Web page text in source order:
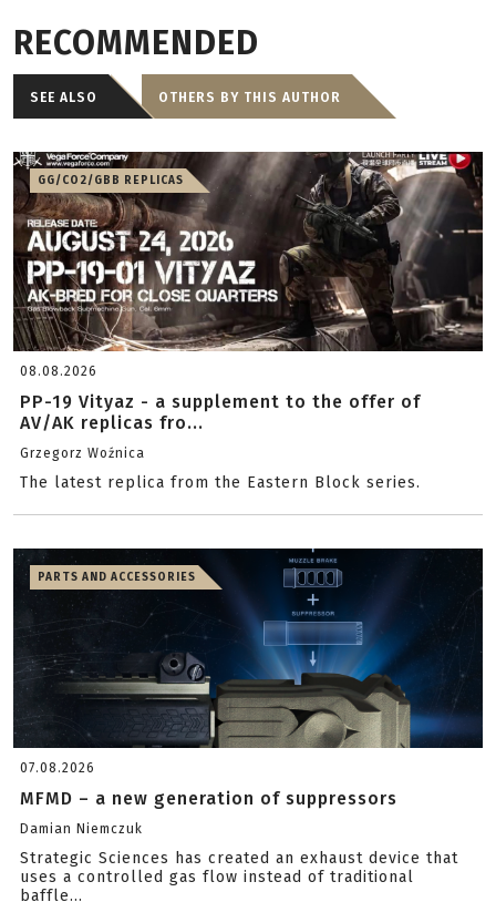
RECOMMENDED
SEE ALSO OTHERS BY THIS AUTHOR
GG/CO2/GBB REPLICAS
08.08.2026
PP-19 Vityaz - a supplement to the offer of
AV/AK replicas fro...
Grzegorz Woźnica
The latest replica from the Eastern Block series.
PARTS AND ACCESSORIES
07.08.2026
MFMD – a new generation of suppressors
Damian Niemczuk
Strategic Sciences has created an exhaust device that
uses a controlled gas flow instead of traditional
baffle...